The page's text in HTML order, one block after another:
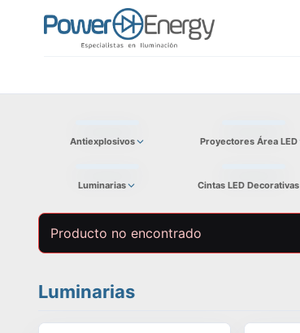
Antiexplosivos Proyectores Área LED
Luminarias Cintas LED Decorativas
Producto no encontrado
Luminarias